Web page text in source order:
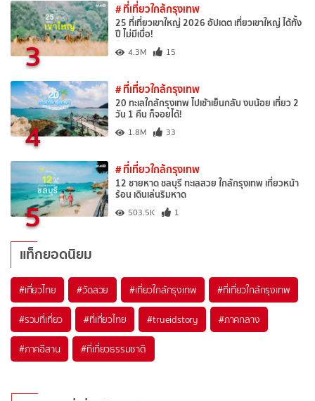
3
# ที่เที่ยวใกล้กรุงเทพ
25 ที่เที่ยวเขาใหญ่ 2026 อัปเดต เที่ยวเขาใหญ่ ได้ทั้ง
ปี ไม่มีเบื่อ!
4.3M 15
4
# ที่เที่ยวใกล้กรุงเทพ
20 ทะเลใกล้กรุงเทพ ไปเช้าเย็นกลับ งบน้อย เที่ยว 2
วัน 1 คืน ก็จอยได้!
1.8M 33
5
# ที่เที่ยวใกล้กรุงเทพ
12 ชายหาด ชลบุรี ทะเลสวย ใกล้กรุงเทพ เที่ยวหน้า
ร้อน เดินเล่นริมหาด
503.5K 1
แท็กยอดนิยม
#เที่ยวไทย #วัดสวย #เที่ยวใกล้กรุงเทพ #ที่เที่ยวใกล้กรุงเทพ
#รวมที่เที่ยว #ที่เที่ยวไทย #trueidstory #ภาคกลาง
#ภาคอีสาน #ที่เที่ยวธรรมชาติ